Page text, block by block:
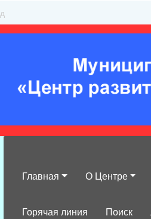
Главная О Центре
Горячая линия Поиск